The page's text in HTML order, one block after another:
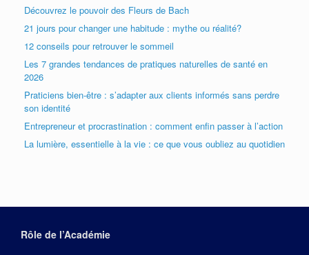
Découvrez le pouvoir des Fleurs de Bach
21 jours pour changer une habitude : mythe ou réalité?
12 conseils pour retrouver le sommeil
Les 7 grandes tendances de pratiques naturelles de santé en
2026
Praticiens bien-être : s’adapter aux clients informés sans perdre
son identité
Entrepreneur et procrastination : comment enfin passer à l’action
La lumière, essentielle à la vie : ce que vous oubliez au quotidien
Rôle de l’Académie